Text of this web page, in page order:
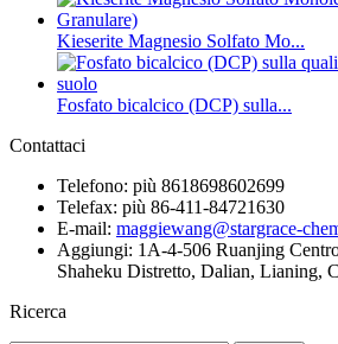
Kieserite Magnesio Solfato Mo...
Fosfato bicalcico (DCP) sulla...
Contattaci
Telefono: più 8618698602699
Telefax: più 86-411-84721630
E-mail: maggiewang@stargrace-
Aggiungi: 1A-4-506 Ruanjing
Shaheku Distretto, Dalian, Lianing,
Ricerca